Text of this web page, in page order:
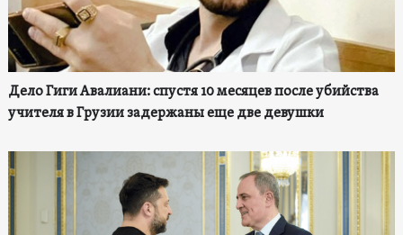
Дело Гиги Авалиани: спустя 10 месяцев после убийства
учителя в Грузии задержаны еще две девушки